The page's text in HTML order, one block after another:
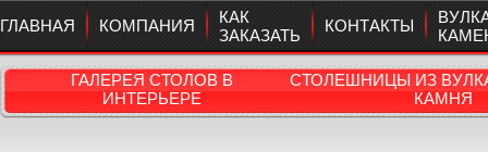
ГЛАВНАЯ КОМПАНИЯ
КАК
ЗАКАЗАТЬ
КОНТАКТЫ
ГАЛЕРЕЯ СТОЛОВ В
ИНТЕРЬЕРЕ
СТОЛЕШНИЦЫ ИЗ
КАМНЯ